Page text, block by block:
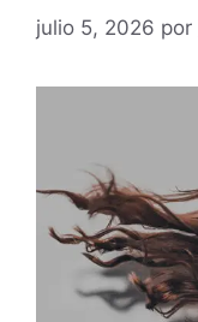
julio 5, 2026 por